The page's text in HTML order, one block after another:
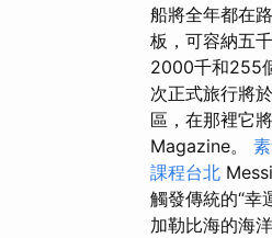
船將全年都在
板，可容納五
2000千和255
次正式旅行將
區，在那裡它
Magazine。
課程台北
觸發傳統的“幸
加勒比海的海